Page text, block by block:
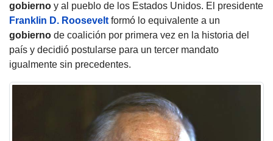
gobierno y al pueblo de los Estados Unidos. El presidente
Franklin D. Roosevelt formó lo equivalente a un
gobierno de coalición por primera vez en la historia del
país y decidió postularse para un tercer mandato
igualmente sin precedentes.